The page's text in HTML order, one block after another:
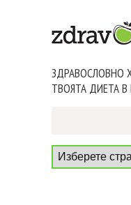
ЗДРАВОСЛОВНО
ТВОЯТА ДИЕТА В